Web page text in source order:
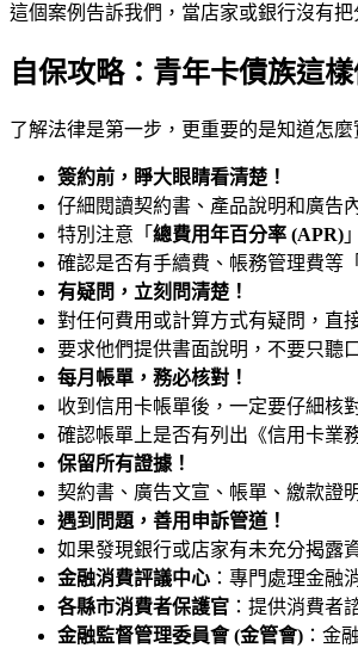
這個案例告訴我們，當店家或銀行沒有
自保攻略：青年卡債族這樣
了解法律是第一步，更重要的是知道怎
簽約前，睜大眼睛看清楚！
仔細閱讀契約書、產品說明和廣告
特別注意「 總費用年百分率 (APR)
確認是否有手續費、帳務管理費等
有疑問，立刻問清楚！
對任何費用或計算方式有疑問，直
要求他們提供書面說明，不要只聽
每月帳單，務必核對！
收到信用卡帳單後，一定要仔細核
確認帳單上是否有列出《信用卡業
保留所有證據！
契約書、廣告文宣、帳單、繳款證
遇到問題，善用申訴管道！
如果發現銀行或店家有未充分揭露
金融消費評議中心 ：專門處理金融
各縣市消費者保護官 ：提供消費者
金融監督管理委員會 (金管會) ：金